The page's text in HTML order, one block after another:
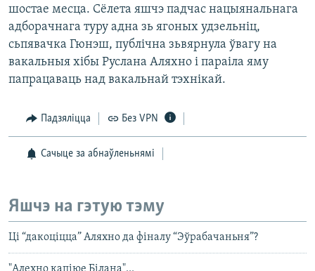
шостае месца. Сёлета яшчэ падчас нацыянальнага
адборачнага туру адна зь ягоных удзельніц,
сьпявачка Гюнэш, публічна зьвярнула ўвагу на
вакальныя хібы Руслана Аляхно і параіла яму
папрацаваць над вакальнай тэхнікай.
Падзяліцца Без VPN
Сачыце за абнаўленьнямі
Яшчэ на гэтую тэму
Ці “дакоціцца” Аляхно да фіналу “Эўрабачаньня”?